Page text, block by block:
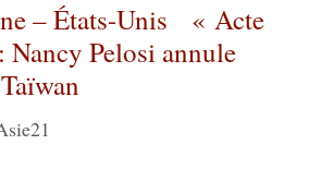
– États-Unis « Acte
Nancy Pelosi annule